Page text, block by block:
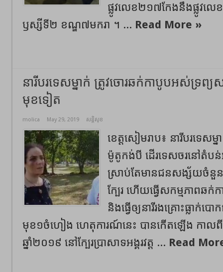
ផ្លូវលេខ២១៧កែងនឹងផ្លូវលេ
ឫស្សីទី២ ខណ្ឌ៧មករា ។ ... Read More »
នារីបរទេសម្នាក់ ត្រូវចោរឆក់កាបូបអស់ទ្រព្
មុខទៀត
molica May 29, 2019 សន្តិសុខ
ខេត្តសៀមរាប៖ នារីបរទេ
ម៉ូតូកង់បី ដើរទេសចរនៅតំបន់
ស្រាប់តែមានជនសង្ស័យចំនួ
ក្បែរ ហើយធ្វើសកម្មភាពឆក់
និងធ្វើឲ្យនារីរងគ្រោះធ្លាក់
មុខ១ចំហៀង ហេតុការណ៍នេះ បានកើតឡើង កាលពី
ឆ្នាំ២០១៩ នៅក្បែរប្រាសាទអង្គរវត្ត ... Read